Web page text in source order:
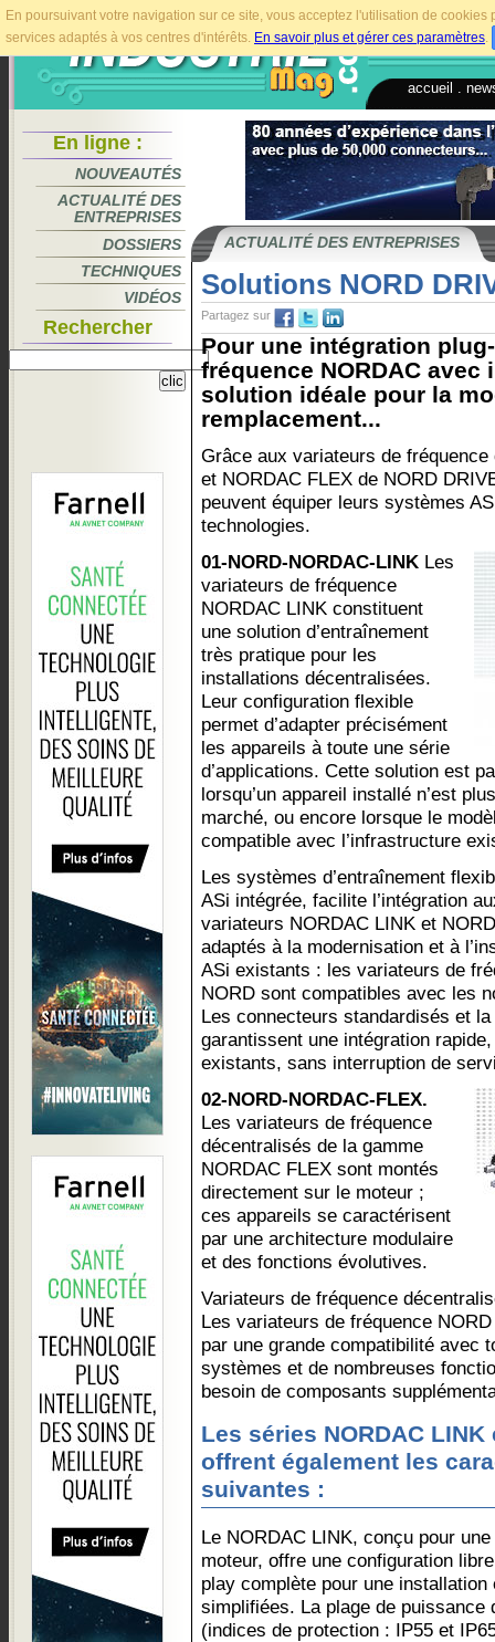
En poursuivant votre navigation sur ce site, vous acceptez l'utilisation de
services adaptés à vos centres d'intérêts. En savoir plus et gérer ces paramètres.
accueil
En ligne :
NOUVEAUTÉS
ACTUALITÉ DES
ENTREPRISES
DOSSIERS
TECHNIQUES
VIDÉOS
Rechercher
ACTUALITÉ DES ENTREPRISES
Solutions NORD
Partagez sur
Pour une intégration
fréquence NORDAC avec
solution idéale pour la
remplacement...
Grâce aux variateurs de
et NORDAC FLEX de NORD
peuvent équiper leurs systèmes
technologies.
01-NORD-NORDAC-LINK Les
variateurs de fréquence
NORDAC LINK constituent
une solution d’entraînement
très pratique pour les
installations décentralisées.
Leur configuration flexible
permet d’adapter précisément
les appareils à toute une série
d’applications. Cette solution est
lorsqu’un appareil installé n’est
marché, ou encore lorsque le
compatible avec l’infrastructure
Les systèmes d’entraînement
ASi intégrée, facilite l’intégration
variateurs NORDAC LINK et
adaptés à la modernisation et à
ASi existants : les variateurs de
NORD sont compatibles avec les
Les connecteurs standardisés et
garantissent une intégration
existants, sans interruption de
02-NORD-NORDAC-FLEX.
Les variateurs de fréquence
décentralisés de la gamme
NORDAC FLEX sont montés
directement sur le moteur ;
ces appareils se caractérisent
par une architecture modulaire
et des fonctions évolutives.
Variateurs de fréquence
Les variateurs de fréquence
par une grande compatibilité avec
systèmes et de nombreuses
besoin de composants
Les séries NORDAC LINK
offrent également les
suivantes :
Le NORDAC LINK, conçu pour
moteur, offre une configuration
play complète pour une installation
simplifiées. La plage de puissance
(indices de protection : IP55 et